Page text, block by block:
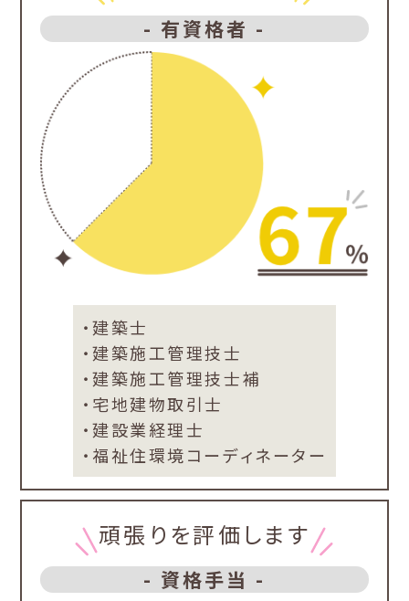
- 有資格者 -
・建築士
・建築施工管理技士
・建築施工管理技士補
・宅地建物取引士
・建設業経理士
・福祉住環境コーディネーター
頑張りを評価します
- 資格手当 -